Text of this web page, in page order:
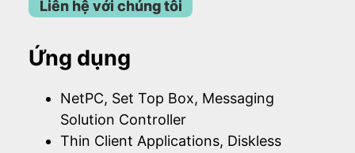
Liên hệ với chúng tôi
Ứng dụng
NetPC, Set Top Box, Messaging
Solution Controller
Thin Client Applications, Diskless